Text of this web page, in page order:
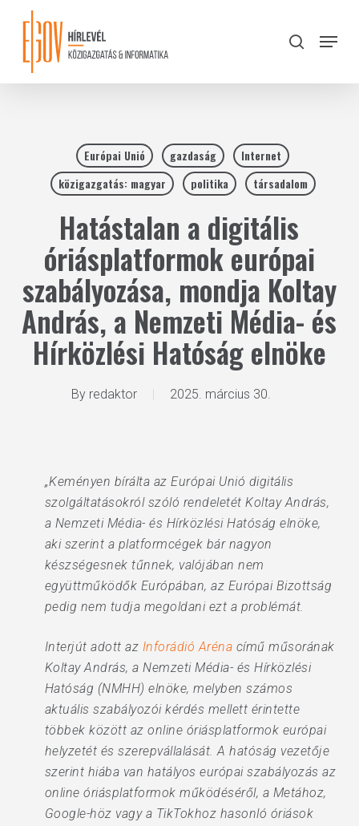
content
search
Menu
Európai Unió gazdaság
Internet
közigazgatás: magyar
politika társadalom
Hatástalan a digitális
óriásplatformok európai
szabályozása, mondja Koltay
András, a Nemzeti Média- és
Hírközlési Hatóság elnöke
By redaktor 2025. március 30.
„Keményen bírálta az Európai Unió digitális
szolgáltatásokról szóló rendeletét Koltay András,
a Nemzeti Média- és Hírközlési Hatóság elnöke,
aki szerint a platformcégek bár nagyon
készségesnek tűnnek, valójában nem
együttműködők Európában, az Európai Bizottság
pedig nem tudja megoldani ezt a problémát.
Interjút adott az Inforádió Aréna című műsorának
Koltay András, a Nemzeti Média- és Hírközlési
Hatóság (NMHH) elnöke, melyben számos
aktuális szabályozói kérdés mellett érintette
többek között az online óriásplatformok európai
helyzetét és szerepvállalását. A hatóság vezetője
szerint hiába van hatályos európai szabályozás az
online óriásplatformok működéséről, a Metához,
Google-höz vagy a TikTokhoz hasonló óriások
Close